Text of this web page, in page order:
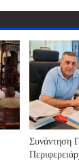
Συνάντηση